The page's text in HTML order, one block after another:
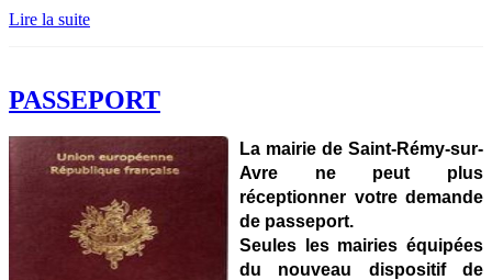
Lire la suite
PASSEPORT
La mairie de Saint-Rémy-sur-
Avre ne peut plus
réceptionner votre demande
de passeport.
Seules les mairies équipées
du nouveau dispositif de